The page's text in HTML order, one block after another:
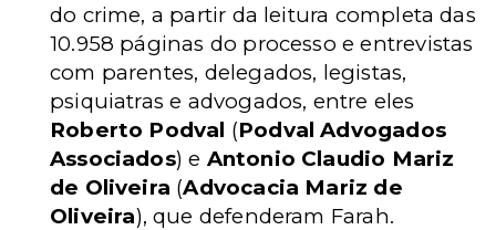
do crime, a partir da leitura completa das
10.958 páginas do processo e entrevistas
com parentes, delegados, legistas,
psiquiatras e advogados, entre eles
Roberto Podval (Podval Advogados
Associados) e Antonio Claudio Mariz
de Oliveira (Advocacia Mariz de
Oliveira), que defenderam Farah.